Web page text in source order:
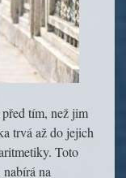
tím, než jim
trvá až do jejich
Toto
na